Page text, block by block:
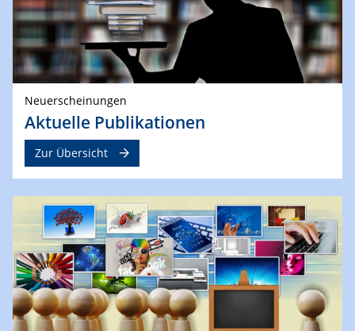
Neuerscheinungen
Aktuelle Publikationen
Zur Übersicht